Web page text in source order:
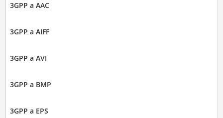
3GPP a AAC
3GPP a AIFF
3GPP a AVI
3GPP a BMP
3GPP a EPS